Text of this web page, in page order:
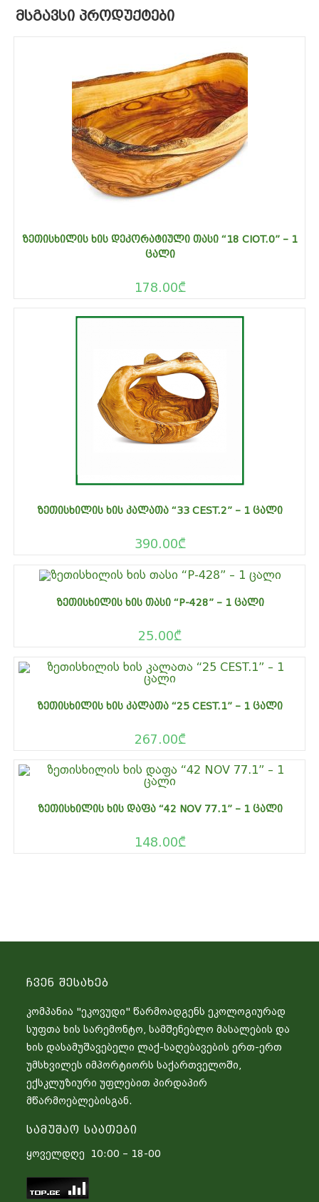
ᲛᲡᲒᲐᲕᲡᲘ ᲞᲠᲝᲓᲣᲥᲢᲔᲑᲘ
ᲖᲔᲗᲘᲡᲮᲘᲚᲘᲡ ᲮᲘᲡ ᲓᲔᲙᲝᲠᲐᲢᲘᲣᲚᲘ ᲗᲐᲡᲘ “18 CIOT.0” – 1
ᲪᲐᲚᲘ
178.00₾
ᲖᲔᲗᲘᲡᲮᲘᲚᲘᲡ ᲮᲘᲡ ᲙᲐᲚᲐᲗᲐ “33 CEST.2” – 1 ᲪᲐᲚᲘ
390.00₾
ᲖᲔᲗᲘᲡᲮᲘᲚᲘᲡ ᲮᲘᲡ ᲗᲐᲡᲘ “P-428” – 1 ᲪᲐᲚᲘ
25.00₾
ᲖᲔᲗᲘᲡᲮᲘᲚᲘᲡ ᲮᲘᲡ ᲙᲐᲚᲐᲗᲐ “25 CEST.1” – 1 ᲪᲐᲚᲘ
267.00₾
ᲖᲔᲗᲘᲡᲮᲘᲚᲘᲡ ᲮᲘᲡ ᲓᲐᲤᲐ “42 NOV 77.1” – 1 ᲪᲐᲚᲘ
148.00₾
Ჩვენ Შესახებ
კომპანია "ეკოვუდი" წარმოადგენს ეკოლოგიურად
სუფთა ხის სარემონტო, სამშენებლო მასალების და
ხის დასამუშავებელი ლაქ-საღებავების ერთ-ერთ
უმსხვილეს იმპორტიორს საქართველოში,
ექსკლუზიური უფლებით პირდაპირ
მწარმოებლებისგან.
Სამუშაო Საათები
ყოველდღე 10:00 – 18-00